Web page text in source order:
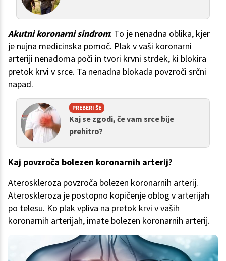
Akutni koronarni sindrom: To je nenadna oblika, kjer
je nujna medicinska pomoč. Plak v vaši koronarni
arteriji nenadoma poči in tvori krvni strdek, ki blokira
pretok krvi v srce. Ta nenadna blokada povzroči srčni
napad.
PREBERI ŠE
Kaj se zgodi, če vam srce bije
prehitro?
Kaj povzroča bolezen koronarnih arterij?
Ateroskleroza povzroča bolezen koronarnih arterij.
Ateroskleroza je postopno kopičenje oblog v arterijah
po telesu. Ko plak vpliva na pretok krvi v vaših
koronarnih arterijah, imate bolezen koronarnih arterij.